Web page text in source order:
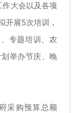
大会以及各项
开展5次培训，
专题培训、农
举办节庆、晚
购预算总额